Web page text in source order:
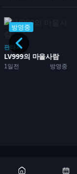
방영중
판타지
1일전 방영중
LV999의 마을사람
Copyright 2026 ©